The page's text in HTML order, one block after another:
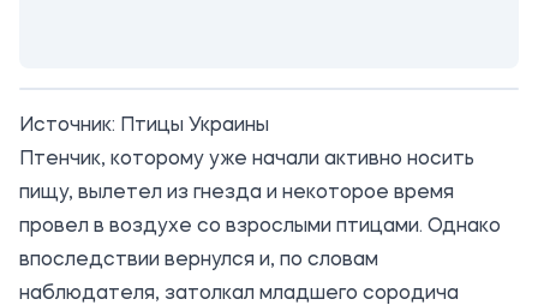
Источник:
Птицы Украины
Птенчик, которому уже начали активно носить
пищу, вылетел из гнезда и некоторое время
провел в воздухе со взрослыми птицами. Однако
впоследствии вернулся и, по словам
наблюдателя, затолкал младшего сородича